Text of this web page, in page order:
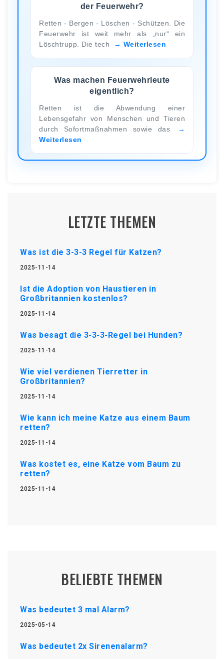
der Feuerwehr?
Retten - Bergen - Löschen - Schützen. Die
Feuerwehr ist weit mehr als „nur“ ein
Löschtrupp. Die tech
Weiterlesen
Was machen Feuerwehrleute
eigentlich?
Retten ist die Abwendung einer
Lebensgefahr von Menschen und Tieren
durch Sofortmaßnahmen sowie das
Weiterlesen
LETZTE THEMEN
Was ist die 3-3-3 Regel für Katzen?
2025-11-14
Ist die Adoption von Haustieren in
Großbritannien kostenlos?
2025-11-14
Was besagt die 3-3-3-Regel bei Hunden?
2025-11-14
Wie viel verdienen Tierretter in
Großbritannien?
2025-11-14
Wie kann ich meine Katze aus einem Baum
retten?
2025-11-14
Was kostet es, eine Katze vom Baum zu
retten?
2025-11-14
BELIEBTE THEMEN
Was bedeutet 3 mal Alarm?
2025-05-14
Was bedeutet 2x Sirenenalarm?